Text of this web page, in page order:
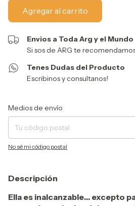
Envios a Toda Arg y el Mundo
Si sos de ARG te
Tenes Dudas del Producto
Escribinos y consultanos!
Entregas para el CP:
Medios de envío
No sé mi código postal
Descripción
Ella es inalcanzable… excepto